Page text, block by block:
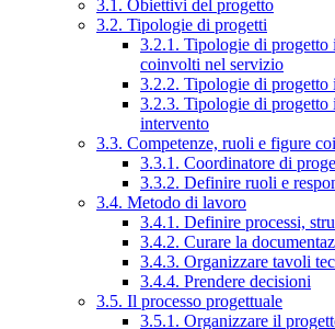
3.1. Obiettivi del progetto
3.2. Tipologie di progetti
3.2.1. Tipologie di progetto
coinvolti nel servizio
3.2.2. Tipologie di progetto
3.2.3. Tipologie di progetto
intervento
3.3. Competenze, ruoli e figure
3.3.1. Coordinatore di
3.3.2. Definire ruoli e
3.4. Metodo di lavoro
3.4.1. Definire processi,
3.4.2. Curare la
3.4.3. Organizzare tavoli
3.4.4. Prendere decisioni
3.5. Il processo progettuale
3.5.1. Organizzare il